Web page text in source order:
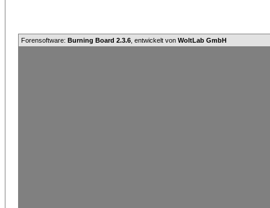
Forensoftware: Burning Board 2.3.6 , entwickelt von WoltLab GmbH